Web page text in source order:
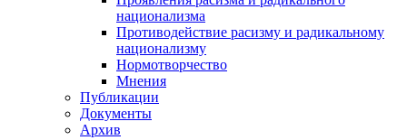
национализма
Противодействие расизму и радикальному
национализму
Нормотворчество
Мнения
Публикации
Документы
Архив